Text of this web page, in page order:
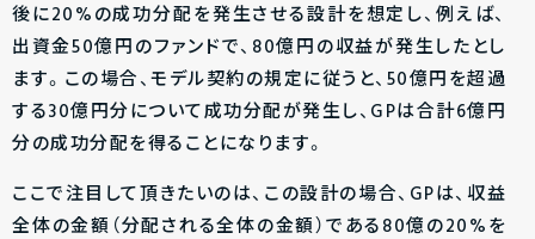
後に20%の成功分配を発生させる設計を想定し、例えば、
出資金50億円のファンドで、80億円の収益が発生したとし
ます。この場合、モデル契約の規定に従うと、50億円を超過
する30億円分について成功分配が発生し、GPは合計6億円
分の成功分配を得ることになります。
ここで注目して頂きたいのは、この設計の場合、GPは、収益
全体の金額（分配される全体の金額）である80億の20%を